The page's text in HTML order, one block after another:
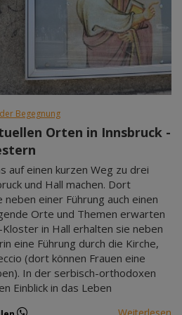
Mär 2027
Apr 2027
Jul 2027
Begegnung
Orten in Innsbruck -
auf einen kurzen Weg zu drei
und Hall machen. Dort
einer Führung auch einen
Orte und Themen erwarten
Kloster in Hall erhalten sie neben
eine Führung durch die Kirche,
(dort können Frauen eine
In der serbisch-orthodoxen
Einblick in das Leben